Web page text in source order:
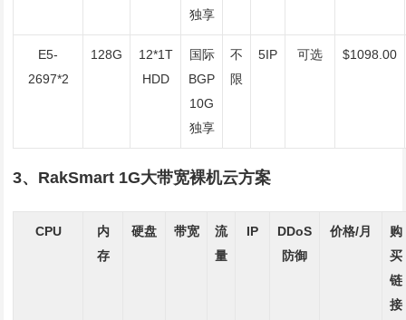
独享
E5-
2697*2
128G
12*1T
HDD
国际
BGP
10G
独享
不
限
5IP 可选 $1098.00
3、RakSmart 1G大带宽裸机云方案
CPU
内
存
硬盘 带宽
流
量
IP
DDoS
防御
价格/月
购
买
链
接